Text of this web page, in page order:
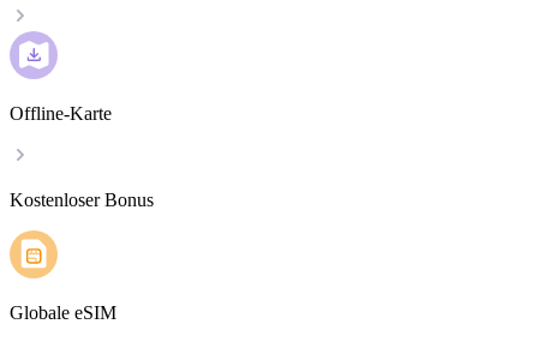
Offline-Karte
Kostenloser Bonus
Globale eSIM